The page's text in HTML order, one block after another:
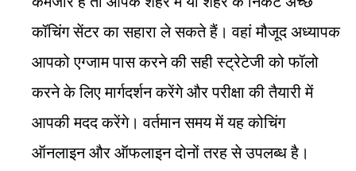
कॉचिंग सेंटर का सहारा ले सकते हैं। वहां मौजूद अध्यापक
आपको एग्जाम पास करने की सही स्ट्रेटेजी को फॉलो
करने के लिए मार्गदर्शन करेंगे और परीक्षा की तैयारी में
आपकी मदद करेंगे। वर्तमान समय में यह कोचिंग
ऑनलाइन और ऑफलाइन दोनों तरह से उपलब्ध है।